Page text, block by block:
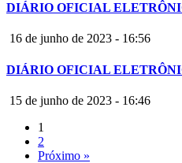
DIÁRIO OFICIAL
16 de junho de 2023 - 16:56
DIÁRIO OFICIAL
15 de junho de 2023 - 16:46
1
2
Próximo »